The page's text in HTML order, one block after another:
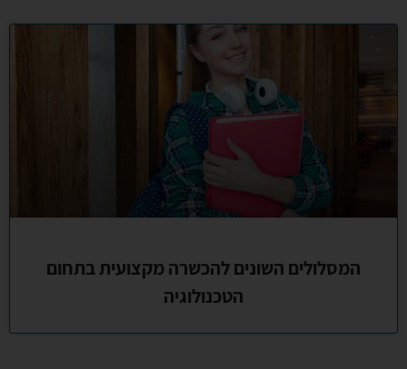
המסלולים השונים להכשרה מקצועית בתחום
הטכנולוגיה